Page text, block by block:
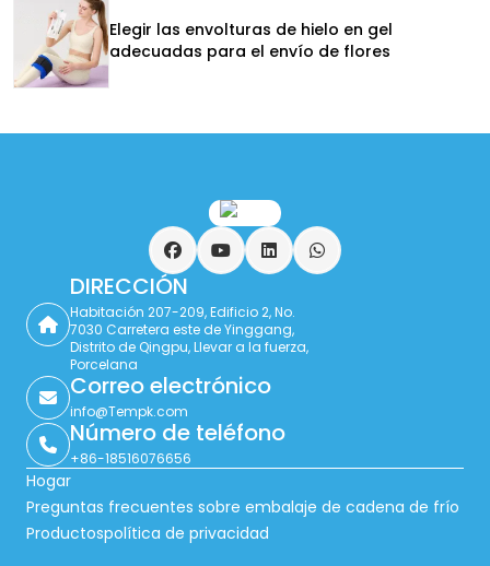
Elegir las envolturas de hielo en gel
adecuadas para el envío de flores
FacebookYouTubeLinkedInWhatsApp
DIRECCIÓN
Habitación 207-209, Edificio 2, No.
7030 Carretera este de Yinggang,
Distrito de Qingpu, Llevar a la fuerza,
Porcelana
Correo electrónico
info@Tempk.com
Número de teléfono
+86-18516076656
Hogar
Preguntas frecuentes sobre embalaje de cadena de frío
Productospolítica de privacidad